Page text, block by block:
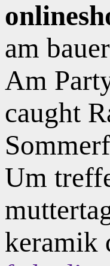
am
Am
caught
Um
keramik